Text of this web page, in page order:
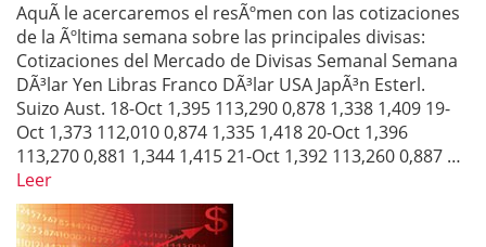
AquÃ­ le acercaremos el resÃºmen con las cotizaciones
de la Ãºltima semana sobre las principales divisas:
Cotizaciones del Mercado de Divisas Semanal Semana
DÃ³lar Yen Libras Franco DÃ³lar USA JapÃ³n Esterl.
Suizo Aust. 18-Oct 1,395 113,290 0,878 1,338 1,409 19-
Oct 1,373 112,010 0,874 1,335 1,418 20-Oct 1,396
113,270 0,881 1,344 1,415 21-Oct 1,392 113,260 0,887 …
Leer